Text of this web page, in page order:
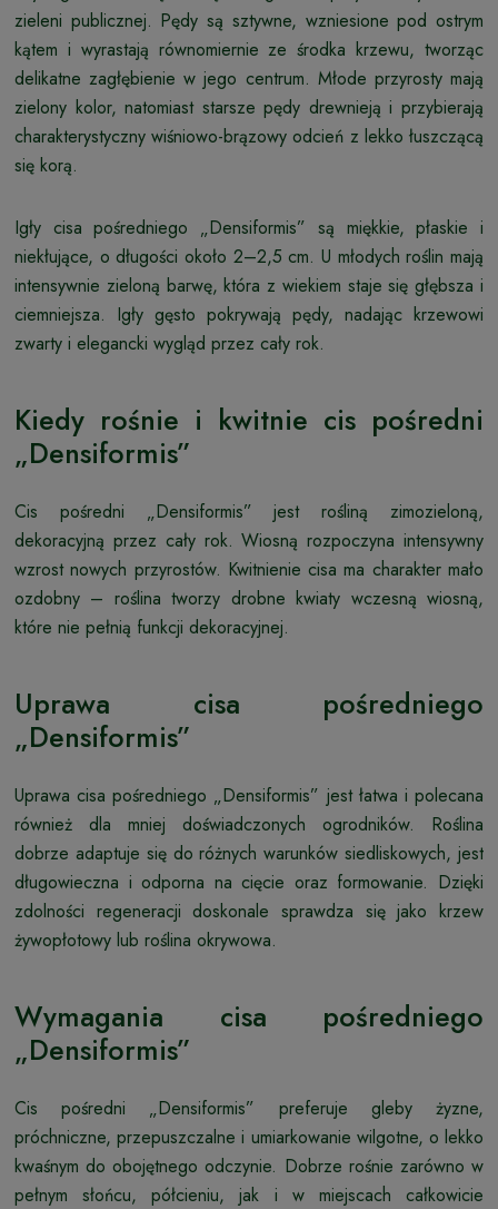
zieleni publicznej. Pędy są sztywne, wzniesione pod ostrym
kątem i wyrastają równomiernie ze środka krzewu, tworząc
delikatne zagłębienie w jego centrum. Młode przyrosty mają
zielony kolor, natomiast starsze pędy drewnieją i przybierają
charakterystyczny wiśniowo-brązowy odcień z lekko łuszczącą
się korą.
Igły cisa pośredniego „Densiformis” są miękkie, płaskie i
niekłujące, o długości około 2–2,5 cm. U młodych roślin mają
intensywnie zieloną barwę, która z wiekiem staje się głębsza i
ciemniejsza. Igły gęsto pokrywają pędy, nadając krzewowi
zwarty i elegancki wygląd przez cały rok.
Kiedy rośnie i kwitnie cis pośredni
„Densiformis”
Cis pośredni „Densiformis” jest rośliną zimozieloną,
dekoracyjną przez cały rok. Wiosną rozpoczyna intensywny
wzrost nowych przyrostów. Kwitnienie cisa ma charakter mało
ozdobny – roślina tworzy drobne kwiaty wczesną wiosną,
które nie pełnią funkcji dekoracyjnej.
Uprawa cisa pośredniego
„Densiformis”
Uprawa cisa pośredniego „Densiformis” jest łatwa i polecana
również dla mniej doświadczonych ogrodników. Roślina
dobrze adaptuje się do różnych warunków siedliskowych, jest
długowieczna i odporna na cięcie oraz formowanie. Dzięki
zdolności regeneracji doskonale sprawdza się jako krzew
żywopłotowy lub roślina okrywowa.
Wymagania cisa pośredniego
„Densiformis”
Cis pośredni „Densiformis” preferuje gleby żyzne,
próchniczne, przepuszczalne i umiarkowanie wilgotne, o lekko
kwaśnym do obojętnego odczynie. Dobrze rośnie zarówno w
pełnym słońcu, półcieniu, jak i w miejscach całkowicie